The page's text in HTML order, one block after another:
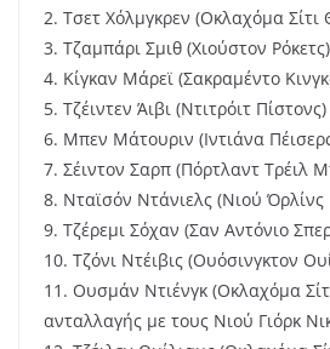
2. Τσετ Χόλμγκρεν (Οκλαχόμα Σίτι
3. Τζαμπάρι Σμιθ (Χιούστον Ρόκετς)
4. Κίγκαν Μάρεϊ (Σακραμέντο
5. Τζέιντεν Άιβι (Ντιτρόιτ Πίστονς)
6. Μπεν Μάτουριν (Ιντιάνα
7. Σέιντον Σαρπ (Πόρτλαντ Τρέιλ
8. Νταϊσόν Ντάνιελς (Νιού Όρλίνς
9. Τζέρεμι Σόχαν (Σαν Αντόνιο
10. Τζόνι Ντέιβις (Ουόσινγκτον
11. Ουσμάν Ντιένγκ (Οκλαχόμα
ανταλλαγής με τους Νιού Γιόρκ